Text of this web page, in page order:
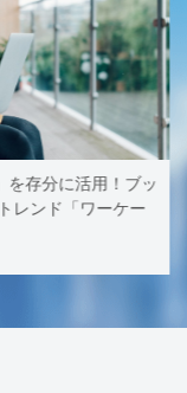
を存分に活用！ブッ
レンド「ワーケー